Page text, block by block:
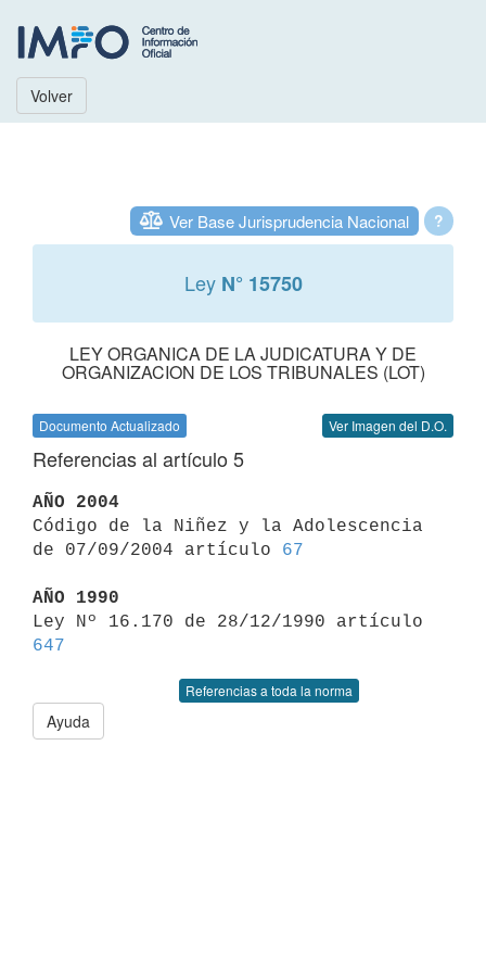
Volver
?
Ver Base Jurisprudencia Nacional
Ley N° 15750
LEY ORGANICA DE LA JUDICATURA Y DE
ORGANIZACION DE LOS TRIBUNALES (LOT)
Documento Actualizado Ver Imagen del D.O.
Referencias al artículo 5
AÑO 2004
Código de la Niñez y la Adolescencia
de 07/09/2004 artículo 67
AÑO 1990
647
Referencias a toda la norma
Ayuda